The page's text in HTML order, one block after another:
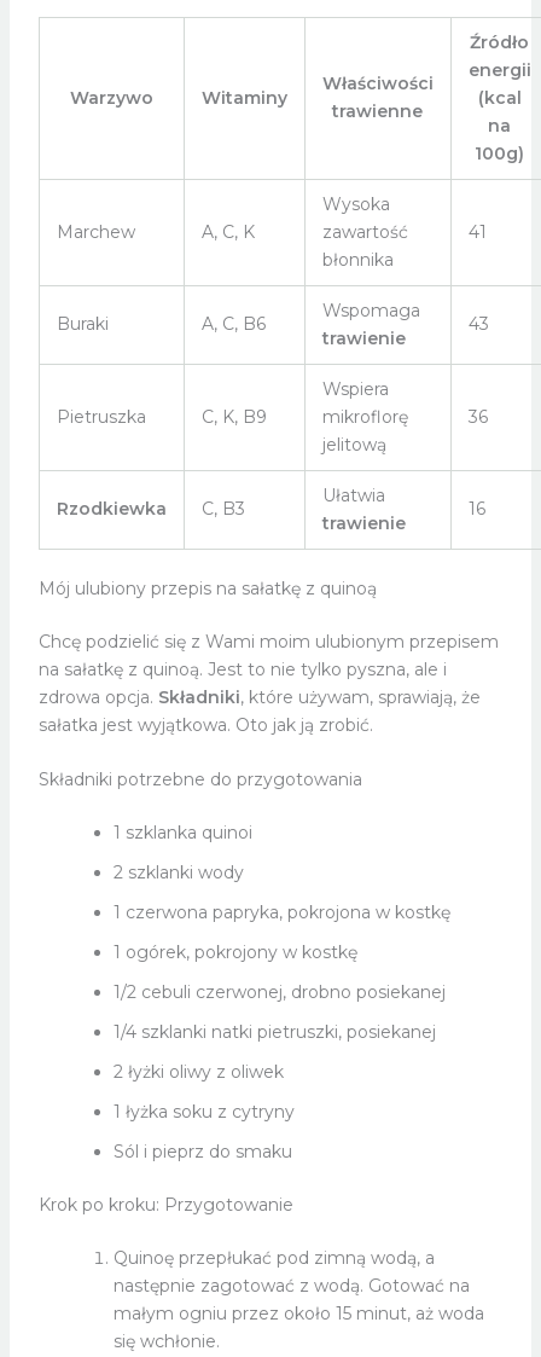
Warzywo Witaminy
Właściwości
trawienne
Źródło
energii
(kcal
na
100g)
Marchew A, C, K
Wysoka
zawartość
błonnika
41
Buraki A, C, B6
Wspomaga
trawienie
43
Pietruszka C, K, B9
Wspiera
mikroflorę
jelitową
36
Rzodkiewka C, B3
Ułatwia
trawienie
16
Mój ulubiony przepis na sałatkę z quinoą
Chcę podzielić się z Wami moim ulubionym przepisem
na sałatkę z quinoą. Jest to nie tylko pyszna, ale i
zdrowa opcja. Składniki, które używam, sprawiają, że
sałatka jest wyjątkowa. Oto jak ją zrobić.
Składniki potrzebne do przygotowania
1 szklanka quinoi
2 szklanki wody
1 czerwona papryka, pokrojona w kostkę
1 ogórek, pokrojony w kostkę
1/2 cebuli czerwonej, drobno posiekanej
1/4 szklanki natki pietruszki, posiekanej
2 łyżki oliwy z oliwek
1 łyżka soku z cytryny
Sól i pieprz do smaku
Krok po kroku: Przygotowanie
Quinoę przepłukać pod zimną wodą, a
następnie zagotować z wodą. Gotować na
małym ogniu przez około 15 minut, aż woda
się wchłonie.